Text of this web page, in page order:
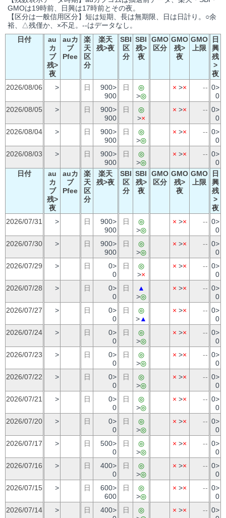
GMOは19時前、日興は17時前とその夜。
【区分は一般信用区分】短は短期、長は無期限、日は日計り。○余
裕、△残僅か、×不足。--はデータなし。
日付
au
カ
ブ
残>
夜
auカ
ブ
Pfee
楽
天
区
分
楽天
残>夜
SBI
区
分
SBI
残>
夜
GMO
区分
GMO
残>
夜
GMO
上限
日
興
残
>
夜
2026/08/06
> 日
900>
900
日
◎
>◎
× >× -- 0>
0
2026/08/05
> 日
900>
900
日
◎
>×
× >× -- 0>
0
2026/08/04
> 日
900>
900
日
◎
>◎
× >× -- 0>
0
2026/08/03
> 日
900>
900
日
◎
>◎
× >× -- 0>
0
日付
au
カ
ブ
残>
夜
auカ
ブ
Pfee
楽
天
区
分
楽天
残>夜
SBI
区
分
SBI
残>
夜
GMO
区分
GMO
残>
夜
GMO
上限
日
興
残
>
夜
2026/07/31
> 日
900>
900
日
◎
>◎
× >× -- 0>
0
2026/07/30
> 日
900>
900
日
◎
>◎
× >× -- 0>
0
2026/07/29
> 日
0>
0
日
◎
>×
× >× -- 0>
0
2026/07/28
> 日
0>
0
日
▲
>◎
× >× -- 0>
0
2026/07/27
> 日
0>
0
日
◎
>▲
× >× -- 0>
0
2026/07/24
> 日
0>
0
日
◎
>◎
× >× -- 0>
0
2026/07/23
> 日
0>
0
日
◎
>◎
× >× -- 0>
0
2026/07/22
> 日
0>
0
日
◎
>◎
× >× -- 0>
0
2026/07/21
> 日
0>
0
日
◎
>◎
× >× -- 0>
0
2026/07/20
> 日
0>
0
日
◎
>◎
× >× -- 0>
0
2026/07/17
> 日
500>
0
日
◎
>◎
× >× -- 0>
0
2026/07/16
> 日
400>
0
日
◎
>◎
× >× -- 0>
0
2026/07/15
> 日
600>
600
日
◎
>◎
× >× -- 0>
0
2026/07/14
> 日
400>
日
◎
× >× -- 0>